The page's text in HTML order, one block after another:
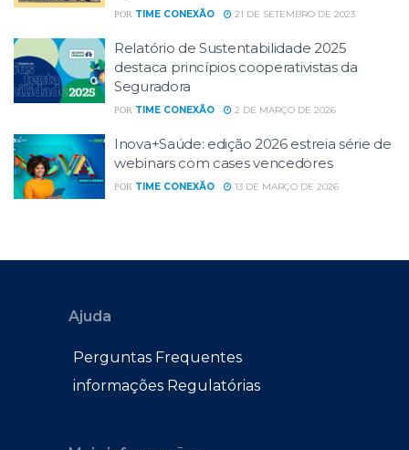
POR TIME CONEXÃO 21 DE SETEMBRO DE 2023
Relatório de Sustentabilidade 2025
destaca princípios cooperativistas da
Seguradora
POR TIME CONEXÃO 2 DE MARÇO DE 2026
Inova+Saúde: edição 2026 estreia série de
webinars com cases vencedores
POR TIME CONEXÃO 13 DE MARÇO DE 2026
Ajuda
Perguntas Frequentes
informações Regulatórias